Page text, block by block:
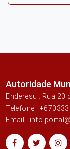
Autoridade
Enderesu : Rua 20
Telefone :
Email :